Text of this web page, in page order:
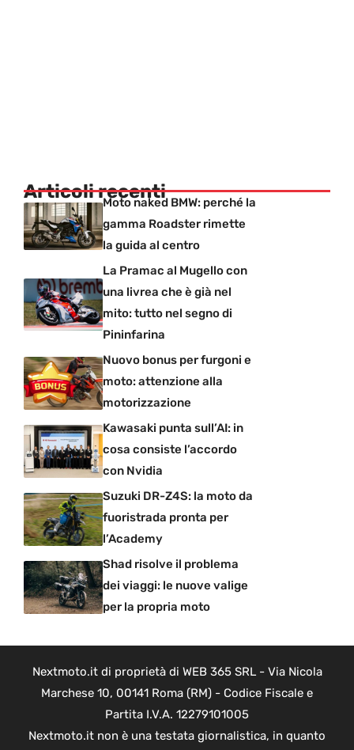
Articoli recentiMoto naked BMW: perché la
gamma Roadster rimette
la guida al centro
La Pramac al Mugello con
una livrea che è già nel
mito: tutto nel segno di
Pininfarina
Nuovo bonus per furgoni e
moto: attenzione alla
motorizzazione
Kawasaki punta sull’AI: in
cosa consiste l’accordo
con Nvidia
Suzuki DR-Z4S: la moto da
fuoristrada pronta per
l’Academy
Shad risolve il problema
dei viaggi: le nuove valige
per la propria moto
Nextmoto.it di proprietà di WEB 365 SRL - Via Nicola
Marchese 10, 00141 Roma (RM) - Codice Fiscale e
Partita I.V.A. 12279101005
Nextmoto.it non è una testata giornalistica, in quanto